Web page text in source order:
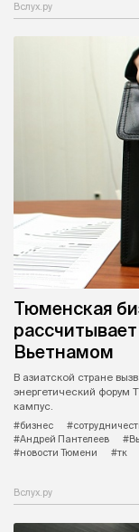
Вслух.ру
Тюменская
Вьетнамом
В азиатской стране
энергетический форум
кампус.
#бизнес
#Андрей Пантелеев
#новости Тюмени
#тк
Вслух.ру